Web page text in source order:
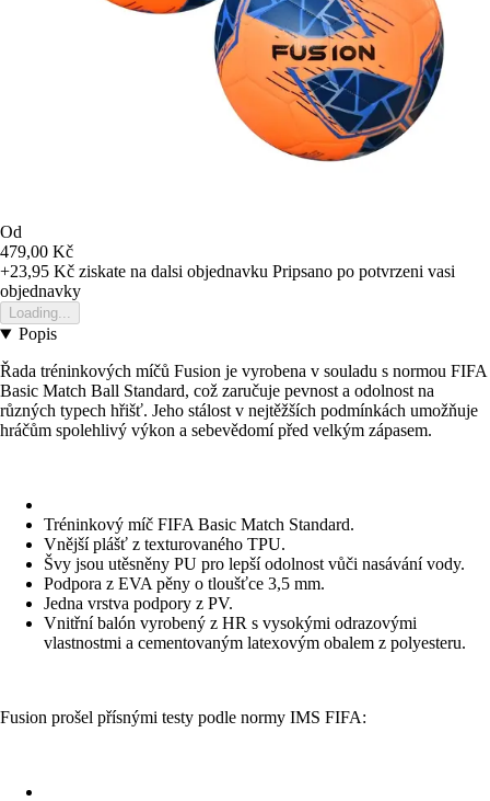
Od
479,00 Kč
+23,95 Kč ziskate na dalsi objednavku Pripsano po potvrzeni vasi
objednavky
Loading...
Popis
Řada tréninkových míčů Fusion je vyrobena v souladu s normou FIFA
Basic Match Ball Standard, což zaručuje pevnost a odolnost na
různých typech hřišť. Jeho stálost v nejtěžších podmínkách umožňuje
hráčům spolehlivý výkon a sebevědomí před velkým zápasem.
Tréninkový míč FIFA Basic Match Standard.
Vnější plášť z texturovaného TPU.
Švy jsou utěsněny PU pro lepší odolnost vůči nasávání vody.
Podpora z EVA pěny o tloušťce 3,5 mm.
Jedna vrstva podpory z PV.
Vnitřní balón vyrobený z HR s vysokými odrazovými
vlastnostmi a cementovaným latexovým obalem z polyesteru.
Fusion prošel přísnými testy podle normy IMS FIFA: